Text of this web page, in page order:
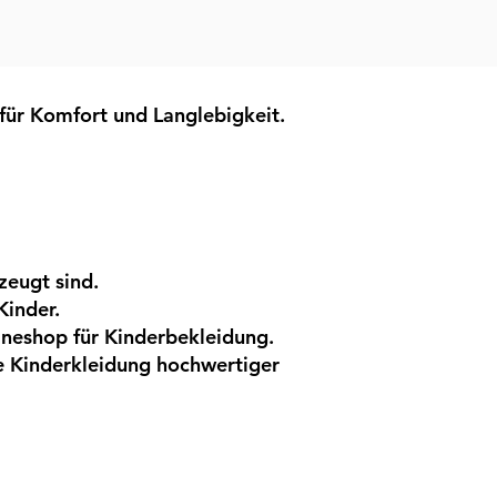
Komfort und Langlebigkeit.
sind.
für Kinderbekleidung.
Kinderkleidung hochwertiger